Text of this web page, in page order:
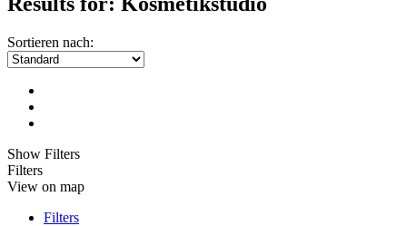
Sortieren nach:
Show Filters
Filters
View on map
Filters